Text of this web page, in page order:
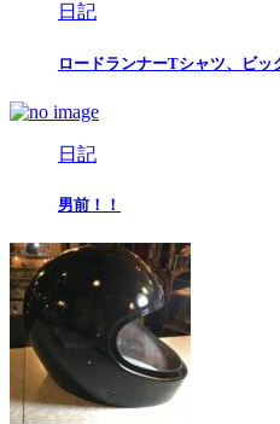
日記
ロードランナーTシャツ、ビッ
日記
男前！！